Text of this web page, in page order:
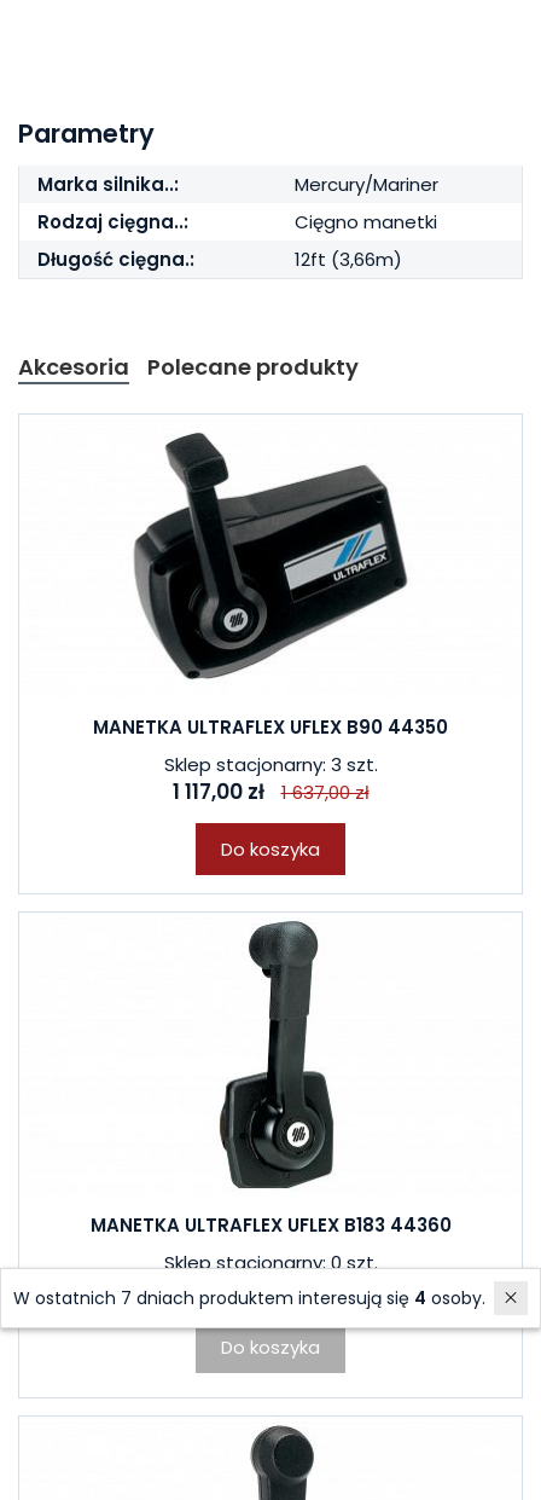
Parametry
Marka silnika..:
Mercury/Mariner
Rodzaj cięgna..:
Cięgno manetki
Długość cięgna.:
12ft (3,66m)
Akcesoria Polecane produkty
MANETKA ULTRAFLEX UFLEX B90 44350
Sklep stacjonarny: 3 szt.
1 117,00 zł 1 637,00 zł
Do koszyka
MANETKA ULTRAFLEX UFLEX B183 44360
Sklep stacjonarny: 0 szt.
1 069,12 zł
Do koszyka
W ostatnich 7 dniach produktem interesują się 4 osoby.